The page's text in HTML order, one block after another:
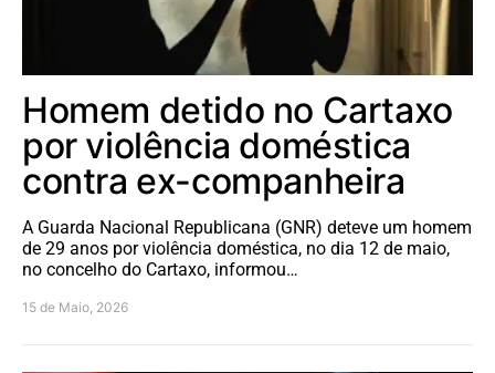
Homem detido no Cartaxo
por violência doméstica
contra ex-companheira
A Guarda Nacional Republicana (GNR) deteve um homem
de 29 anos por violência doméstica, no dia 12 de maio,
no concelho do Cartaxo, informou…
15 de Maio, 2026